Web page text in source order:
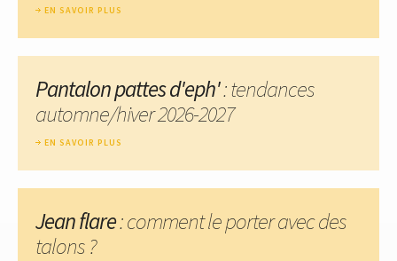
EN SAVOIR PLUS
Pantalon pattes d'eph': tendances
automne/hiver 2026-2027
EN SAVOIR PLUS
Jean flare: comment le porter avec des
talons ?